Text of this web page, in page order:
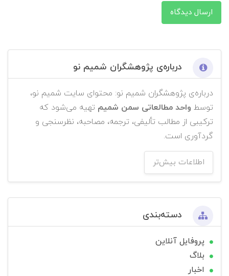
ارسال دیدگاه
درباره‌ی پژوهشگران شمیم نو
درباره‌ی پژوهشگران شمیم نو: محتوای سایت شمیم نو،
توسط واحد مطالعاتی سمن شمیم تهیه می‌شود که
ترکیبی از مطالب تألیفی، ترجمه، مصاحبه، نظرسنجی و
گردآوری است.
اطلاعات بیش‌تر
دسته‌بندی
پروفایل آنلاین
بلاگ
اخبار